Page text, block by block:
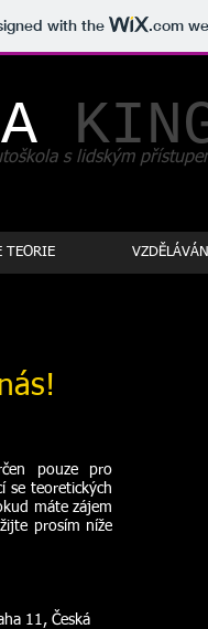
with the .com
s lidským
TEORIE
pouze pro
se teoretických
máte zájem
prosím níže
11, Česká